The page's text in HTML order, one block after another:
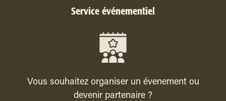
Service événementiel
Vous souhaitez organiser un évenement ou
devenir partenaire ?